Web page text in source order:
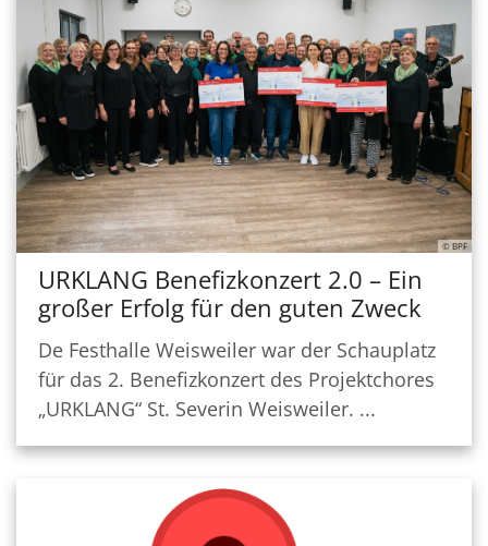
© BPF
URKLANG Benefizkonzert 2.0 – Ein
großer Erfolg für den guten Zweck
De Festhalle Weisweiler war der Schauplatz
für das 2. Benefizkonzert des Projektchores
„URKLANG“ St. Severin Weisweiler. ...